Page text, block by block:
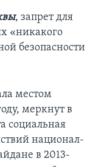
, запрет для
«никакого
безопасности
местом
меркнут в
социальная
национал-
в 2013-